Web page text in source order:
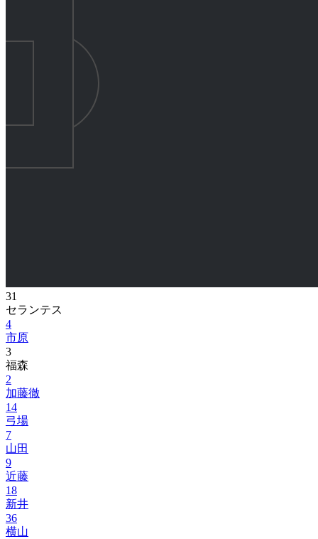
31
セランテス
4
市原
3
福森
2
加藤徹
14
弓場
7
山田
9
近藤
18
新井
36
横山